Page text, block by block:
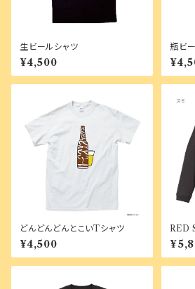
生ビールシャツ
¥4,500
瓶ビ
どんどんどんとこいTシャツ
¥4,500
RED